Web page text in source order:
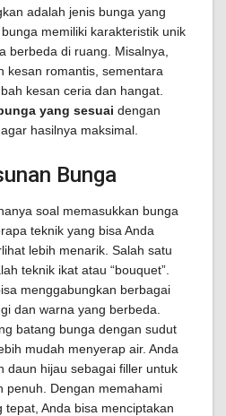
adalah jenis bunga yang
memiliki karakteristik unik
berbeda di ruang. Misalnya,
kesan romantis, sementara
kesan ceria dan hangat.
yang sesuai dengan
hasilnya maksimal.
Bunga
soal memasukkan bunga
teknik yang bisa Anda
lebih menarik. Salah satu
teknik ikat atau “bouquet”.
menggabungkan berbagai
dan warna yang berbeda.
batang bunga dengan sudut
mudah menyerap air. Anda
daun hijau sebagai filler untuk
penuh. Dengan memahami
Anda bisa menciptakan